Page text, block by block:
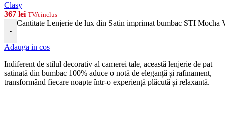
Clasy
367 lei TVA inclus
-
Cantitate Lenjerie de lux din Satin imprimat bumbac STI Mocha
Adauga in cos
Indiferent de stilul decorativ al camerei tale, această lenjerie de pat
satinată din bumbac 100% aduce o notă de eleganță și rafinament,
transformând fiecare noapte într-o experiență plăcută și relaxantă.